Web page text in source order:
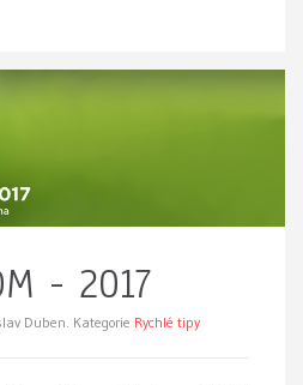
- 2017
Duben. Kategorie Rychlé tipy